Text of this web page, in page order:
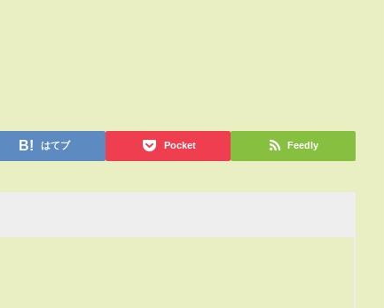
はてブ Pocket Feedly